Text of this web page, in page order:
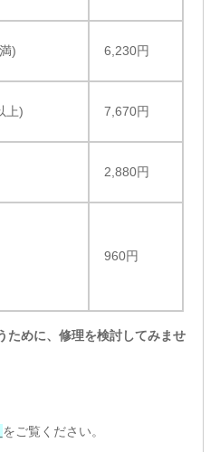
) 6,230円
上) 7,670円
2,880円
960円
ために、修理を検討してみませ
をご覧ください。